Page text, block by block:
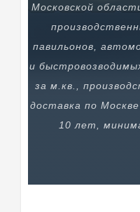
Московской
павильонов,
и
за м.кв.,
доставка по
10 лет,